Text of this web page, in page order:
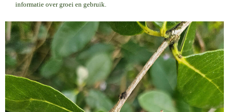
informatie over groei en gebruik.